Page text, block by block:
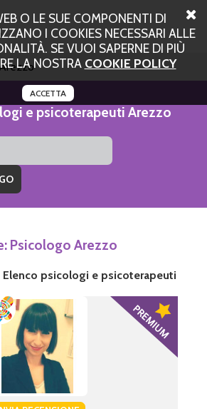
O LE SUE COMPONENTI DI
I COOKIES NECESSARI ALLE
SE VUOI SAPERNE DI PIÙ
LA NOSTRA COOKIE POLICY
ACCETTA
e psicoterapeuti Arezzo
Psicologo Arezzo
psicologi e psicoterapeuti